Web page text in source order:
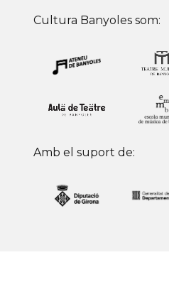
Cultura Banyoles som:
Amb el suport de: